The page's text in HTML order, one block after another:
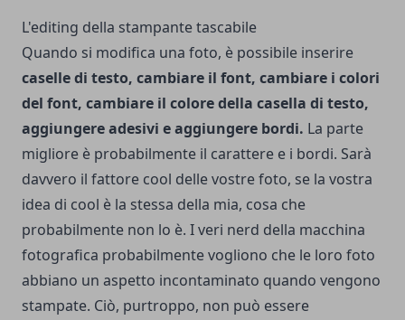
L'editing della stampante tascabile
Quando si modifica una foto, è possibile inserire
caselle di testo, cambiare il font, cambiare i colori
del font, cambiare il colore della casella di testo,
aggiungere adesivi e aggiungere bordi. La parte
migliore è probabilmente il carattere e i bordi. Sarà
davvero il fattore cool delle vostre foto, se la vostra
idea di cool è la stessa della mia, cosa che
probabilmente non lo è. I veri nerd della macchina
fotografica probabilmente vogliono che le loro foto
abbiano un aspetto incontaminato quando vengono
stampate. Ciò, purtroppo, non può essere